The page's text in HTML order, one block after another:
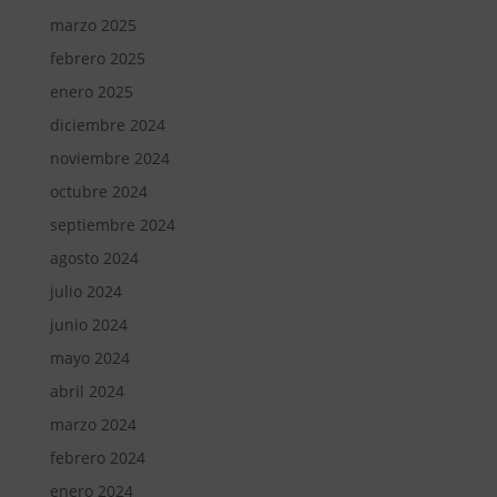
marzo 2025
febrero 2025
enero 2025
diciembre 2024
noviembre 2024
octubre 2024
septiembre 2024
agosto 2024
julio 2024
junio 2024
mayo 2024
abril 2024
marzo 2024
febrero 2024
enero 2024